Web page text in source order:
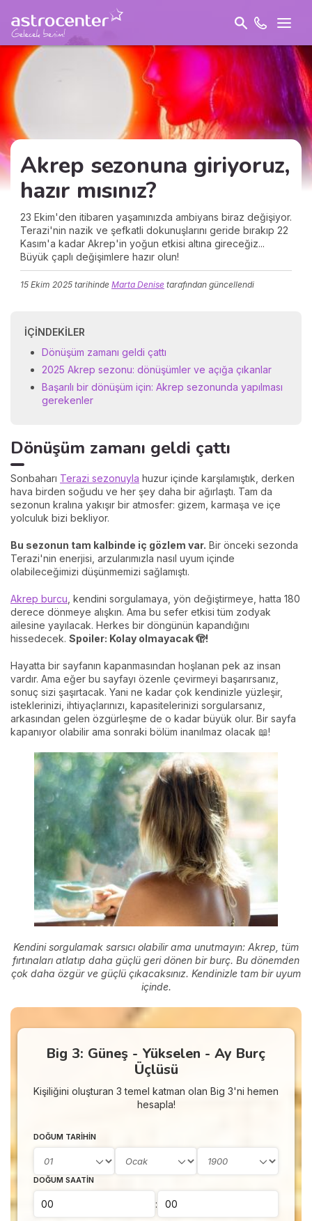
Akrep sezonuna giriyoruz,
hazır mısınız?
23 Ekim'den itibaren yaşamınızda ambiyans biraz değişiyor.
Terazi'nin nazik ve şefkatli dokunuşlarını geride bırakıp 22
Kasım'a kadar Akrep'in yoğun etkisi altına gireceğiz...
Büyük çaplı değişimlere hazır olun!
15 Ekim 2025 tarihinde Marta Denise tarafından güncellendi
İÇINDEKILER
Dönüşüm zamanı geldi çattı
2025 Akrep sezonu: dönüşümler ve açığa çıkanlar
Başarılı bir dönüşüm için: Akrep sezonunda yapılması
gerekenler
Dönüşüm zamanı geldi çattı
Sonbaharı Terazi sezonuyla huzur içinde karşılamıştık, derken
hava birden soğudu ve her şey daha bir ağırlaştı. Tam da
sezonun kralına yakışır bir atmosfer: gizem, karmaşa ve içe
yolculuk bizi bekliyor.
Bu sezonun tam kalbinde iç gözlem var. Bir önceki sezonda
Terazi'nin enerjisi, arzularımızla nasıl uyum içinde
olabileceğimizi düşünmemizi sağlamıştı.
Akrep burcu , kendini sorgulamaya, yön değiştirmeye, hatta 180
derece dönmeye alışkın. Ama bu sefer etkisi tüm zodyak
ailesine yayılacak. Herkes bir döngünün kapandığını
hissedecek. Spoiler: Kolay olmayacak 🫣!
Hayatta bir sayfanın kapanmasından hoşlanan pek az insan
vardır. Ama eğer bu sayfayı özenle çevirmeyi başarırsanız,
sonuç sizi şaşırtacak. Yani ne kadar çok kendinizle yüzleşir,
isteklerinizi, ihtiyaçlarınızı, kapasitelerinizi sorgularsanız,
arkasından gelen özgürleşme de o kadar büyük olur. Bir sayfa
kapanıyor olabilir ama sonraki bölüm inanılmaz olacak 📖!
Kendini sorgulamak sarsıcı olabilir ama unutmayın: Akrep, tüm
fırtınaları atlatıp daha güçlü geri dönen bir burç. Bu dönemden
çok daha özgür ve güçlü çıkacaksınız. Kendinizle tam bir uyum
içinde.
Big 3: Güneş - Yükselen - Ay Burç
Üçlüsü
Kişiliğini oluşturan 3 temel katman olan Big 3'ni hemen
hesapla!
DOĞUM TARIHIN
DOĞUM SAATIN
: